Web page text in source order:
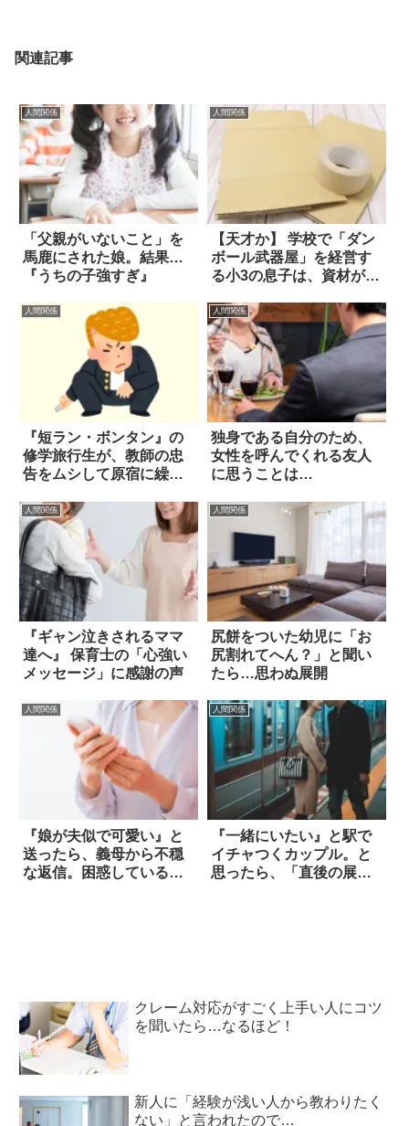
関連記事
人間関係
「父親がいないこと」を
馬鹿にされた娘。結果…
『うちの子強すぎ』
人間関係
【天才か】 学校で「ダン
ボール武器屋」を経営す
る小3の息子は、資材が枯
人間関係
『短ラン・ボンタン』の
修学旅行生が、教師の忠
告をムシして原宿に繰り
人間関係
独身である自分のため、
女性を呼んでくれる友人
に思うことは…
人間関係
『ギャン泣きされるママ
達へ』 保育士の「心強い
メッセージ」に感謝の声
人間関係
尻餅をついた幼児に「お
尻割れてへん？」と聞い
たら…思わぬ展開
人間関係
『娘が夫似で可愛い』と
送ったら、義母から不穏
な返信。困惑している
人間関係
『一緒にいたい』と駅で
イチャつくカップル。と
思ったら、「直後の展
クレーム対応がすごく上手い人にコツ
を聞いたら…なるほど！
新人に「経験が浅い人から教わりたく
ない」と言われたので…